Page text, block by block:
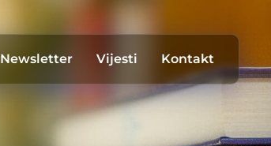
Newsletter Vijesti Kontakt